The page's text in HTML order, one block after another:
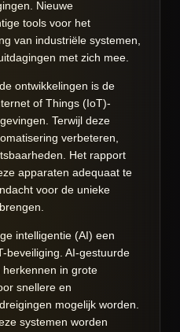
Nieuwe
tools voor het
van industriële systemen,
met zich mee.
ontwikkelingen is de
of Things (IoT)-
Terwijl deze
verbeteren,
Het rapport
apparaten adequaat te
voor de unieke
intelligentie (AI) een
beveiliging. AI-gestuurde
in grote
snellere en
mogelijk worden.
systemen worden